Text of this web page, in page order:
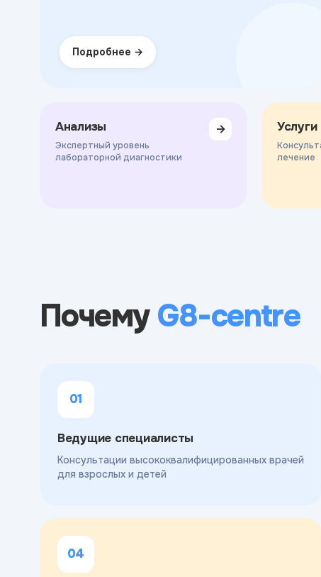
Подробнее
Анализы
Экспертный уровень
лабораторной диагностики
→ Услуги
лечение
ПочемуG8-centre
01
Ведущие специалисты
Консультации высококвалифицированных врачей
для взрослых и детей
04